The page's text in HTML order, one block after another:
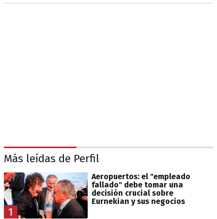
Más leídas de Perfil
1
Aeropuertos: el "empleado
fallado" debe tomar una
decisión crucial sobre
Eurnekian y sus negocios